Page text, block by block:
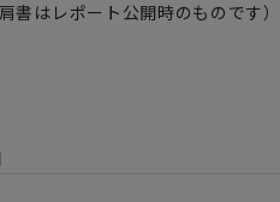
肩書はレポート公開時のものです）